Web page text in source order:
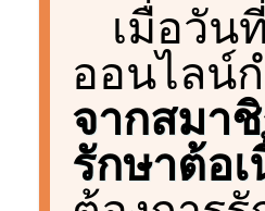
เมื่อวัน
ออนไลน์
จากสมา
รักษาต้อ